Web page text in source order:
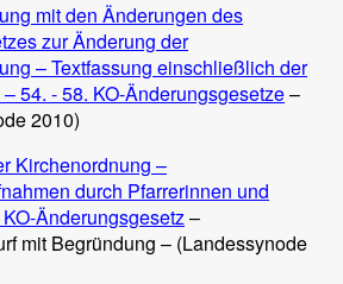
mit den Änderungen des
zur Änderung der
– Textfassung einschließlich der
54. - 58. KO-Änderungsgesetze–
2010)
Kirchenordnung –
durch Pfarrerinnen und
Änderungsgesetz–
mit Begründung – (Landessynode